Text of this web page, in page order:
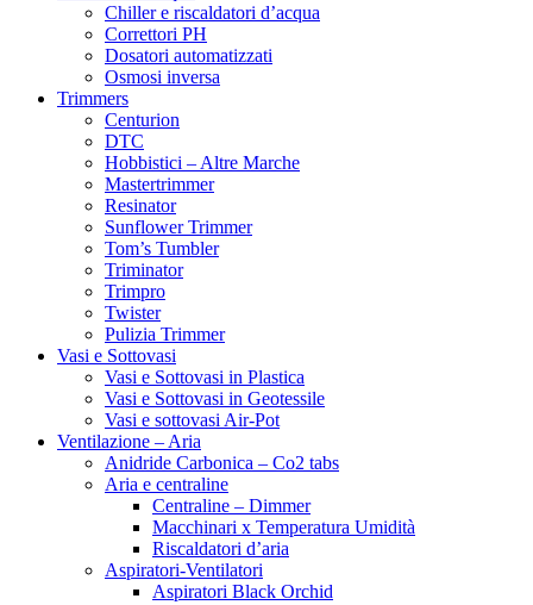
Hydro Shoot
Idrogrow
Idromed
Indoorganica by Phytolite
Integra Boost
jiffy
kalong
Kanaplant
Kit
L-P
LaVida Seeds
Legal Weed
Lumatek
Lumen King
Lurpe Natural Solutions
Mammoth
Mastertrimmers
MCS – Midwest Cannabis Seeds
Medical Marijuana Genetics
Medical Seeds
Medison Bioline
Mega-Pot
Meteor Systems
Metrop
Microgenetica
Mills
Milwaukee
Movida
Chiller e riscaldatori d’acqua
Correttori PH
Dosatori automatizzati
Osmosi inversa
Trimmers
Centurion
DTC
Hobbistici – Altre Marche
Mastertrimmer
Resinator
Sunflower Trimmer
Tom’s Tumbler
Triminator
Trimpro
Twister
Pulizia Trimmer
Vasi e Sottovasi
Vasi e Sottovasi in Plastica
Vasi e Sottovasi in Geotessile
Vasi e sottovasi Air-Pot
Ventilazione – Aria
Anidride Carbonica – Co2 tabs
Aria e centraline
Centraline – Dimmer
Macchinari x Temperatura Umidità
Riscaldatori d’aria
Aspiratori-Ventilatori
Aspiratori Black Orchid